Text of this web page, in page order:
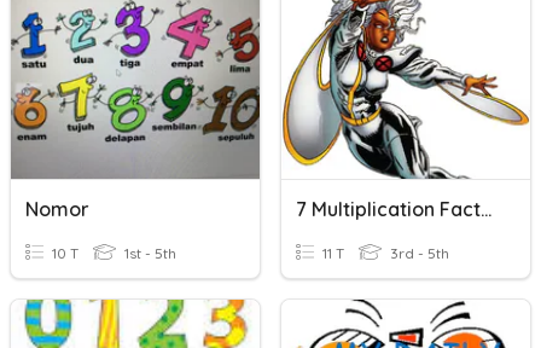
Nomor
10 T 1st - 5th
7 Multiplication Facts (0-10)
11 T 3rd - 5th